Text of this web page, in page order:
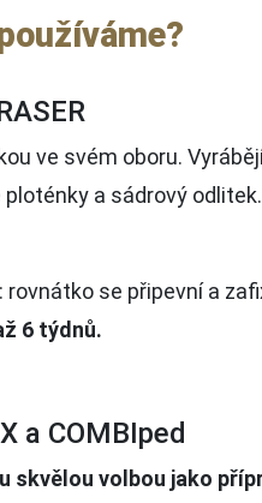
ve svém oboru.
a sádrový odlitek.
se připevní a
6 týdnů.
a COMBIped
skvělou volbou jako